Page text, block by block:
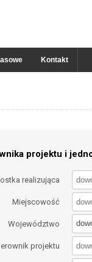
Kontakt
projektu i
realizująca
Miejscowość
Województwo
projektu